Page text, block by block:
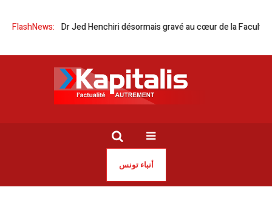
FlashNews:
du Dr Jed Henchiri désormais gravé au cœur de la Faculté
أنباء تونس